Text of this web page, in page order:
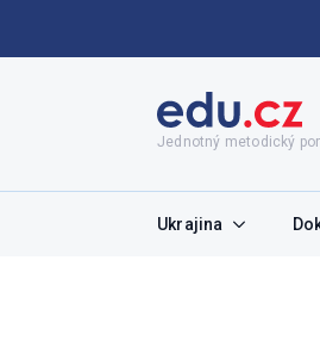
Jednotný metodický
Ukrajina